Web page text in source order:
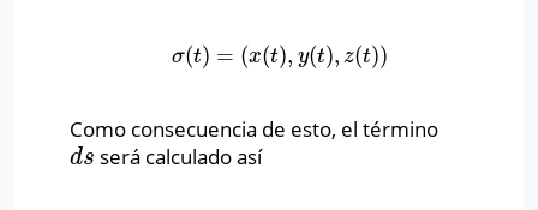
σ(t) = (x(t), y(t), z(t))
σ (t)= (x(t),y(t ),z(t))
Como consecuencia de esto, el término
ds
ds será calculado así